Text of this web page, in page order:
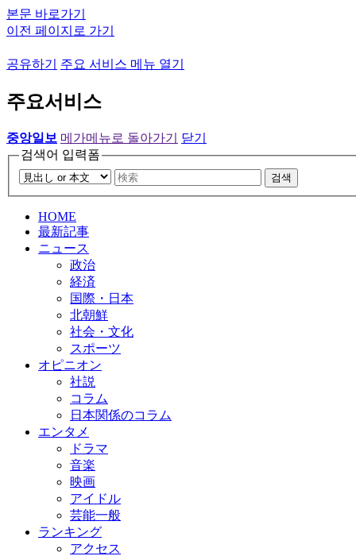
본문 바로가기
이전 페이지로 가기
공유하기 주요 서비스 메뉴 열기
주요서비스
중앙일보 메가메뉴로 돌아가기
닫기
검색어 입력폼
검색
HOME
最新記事
ニュース
政治
経済
国際・日本
北朝鮮
社会・文化
スポーツ
オピニオン
社説
コラム
日本関係のコラム
エンタメ
ドラマ
音楽
映画
アイドル
芸能一般
ランキング
アクセス